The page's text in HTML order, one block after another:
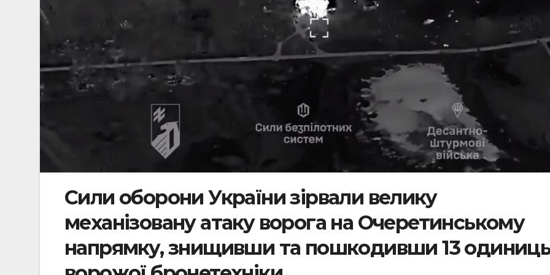
Сили оборони України зірвали велику
механізовану атаку ворога на Очеретинському
напрямку, знищивши та пошкодивши 13